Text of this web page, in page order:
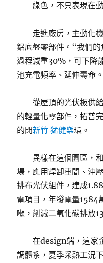
綠色，不只表現在
走進廠房，主動化
鋁底盤零部件。“我們
過程減重30%，可下降
池充電頻率、延伸壽命
從屋頂的光伏板供
的輕量化零部件，拓普
的閉新竹 猛健樂環。
異樣在這個園區，
場，應用焊卸車間、沖
排布光伏組件，建成
電項目，年發電量1584
噸，削減二氧化碳排放
在design端，這家
調體系，夏季采熱工況